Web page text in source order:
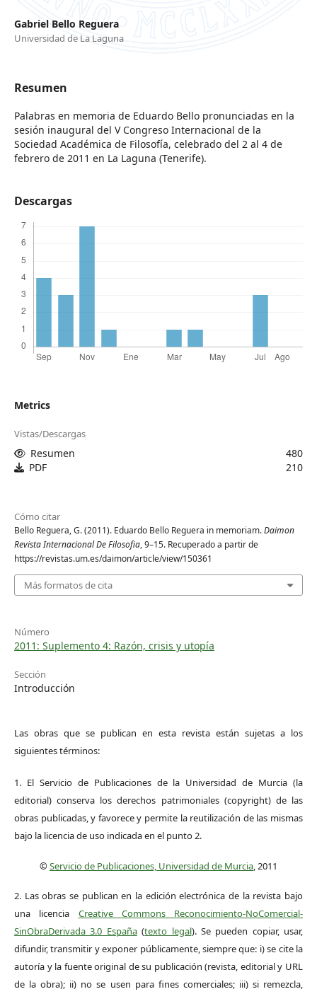
Gabriel Bello Reguera
Universidad de La Laguna
Resumen
Palabras en memoria de Eduardo Bello pronunciadas en la
sesión inaugural del V Congreso Internacional de la
Sociedad Académica de Filosofía, celebrado del 2 al 4 de
febrero de 2011 en La Laguna (Tenerife).
Descargas
Metrics
Vistas/Descargas
Resumen
480
PDF
210
Cómo citar
Bello Reguera, G. (2011). Eduardo Bello Reguera in memoriam.Daimon
Revista Internacional De Filosofia, 9–15. Recuperado a partir de
https://revistas.um.es/daimon/article/view/150361
Más formatos de cita
Número
2011: Suplemento 4: Razón, crisis y utopía
Sección
Introducción
Las obras que se publican en esta revista están sujetas a los
siguientes términos:
1. El Servicio de Publicaciones de la Universidad de Murcia (la
editorial) conserva los derechos patrimoniales (copyright) de las
obras publicadas, y favorece y permite la reutilización de las mismas
bajo la licencia de uso indicada en el punto 2.
©Servicio de Publicaciones, Universidad de Murcia, 2011
2. Las obras se publican en la edición electrónica de la revista bajo
una licencia Creative Commons Reconocimiento-NoComercial-
SinObraDerivada 3.0 España(texto legal). Se pueden copiar, usar,
difundir, transmitir y exponer públicamente, siempre que: i) se cite la
autoría y la fuente original de su publicación (revista, editorial y URL
de la obra); ii) no se usen para fines comerciales; iii) si remezcla,